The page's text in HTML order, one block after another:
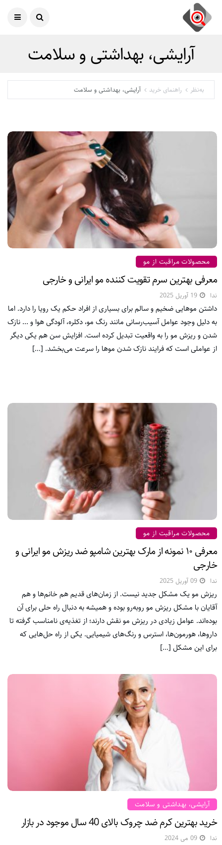
آرایشی، بهداشتی و سلامت
به‌نظر راهنمای خرید آرایشی، بهداشتی و سلامت
محصولات مراقبت از مو
معرفی بهترین سرم تقویت کننده مو ایرانی و خارجی
ندا 19 آوریل 2025
داشتن موهایی ضخیم و سالم برای بسیاری از افراد حکم یک رویا را دارد. اما
به دلیل وجود عوامل آسیب‌رسانی مانند رنگ مو، دکلره، آلودگی هوا و ... نازک
شدن و ریزش مو را به واقعیت تبدیل کرده است. افزایش سن هم یکی دیگر
از عواملی است که فرایند نازک شدن موها را سرعت می‌بخشد. […]
محصولات مراقبت از مو
معرفی ۱۰ نمونه از مارک بهترین شامپو ضد ریزش مو ایرانی و
خارجی
ندا 09 آوریل 2025
ریزش مو یک مشکل جدید نیست. از زمان‌های قدیم هم خانم‌ها و هم
آقایان با مشکل ریزش مو روبه‌رو بوده‌ و همیشه به دنبال راه حلی برای آن
بوده‌اند. عوامل زیادی در ریزش مو نقش دارند؛ از تغذیه‌ی نامناسب گرفته تا
داروها، هورمون‌ها، استرس و رنگ‌های شیمیایی. یکی از راه حل‌هایی که
برای این مشکل […]
آرایشی، بهداشتی و سلامت
خرید بهترین کرم ضد چروک بالای 40 سال موجود در بازار
ندا 09 می 2024